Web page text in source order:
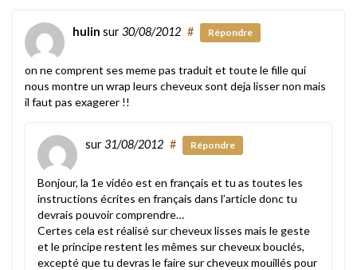
hulin sur30/08/2012 # Répondre
on ne comprent ses meme pas traduit et toute le fille qui
nous montre un wrap leurs cheveux sont deja lisser non mais
il faut pas exagerer !!
sur31/08/2012 # Répondre
Bonjour, la 1e vidéo est en français et tu as toutes les
instructions écrites en français dans l’article donc tu
devrais pouvoir comprendre…
Certes cela est réalisé sur cheveux lisses mais le geste
et le principe restent les mêmes sur cheveux bouclés,
excepté que tu devras le faire sur cheveux mouillés pour